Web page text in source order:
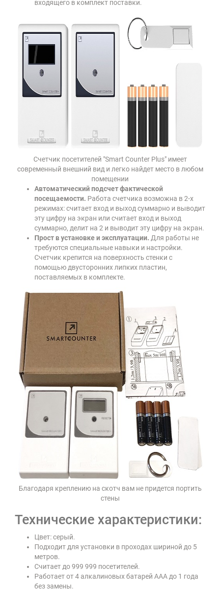
входящего в комплект поставки.
Счетчик посетителей "Smart Counter Plus" имеет
современный внешний вид и легко найдет место в любом
помещении
Автоматический подсчет фактической
посещаемости. Работа счетчика возможна в 2-х
режимах: считает вход и выход суммарно и выводит
эту цифру на экран или считает вход и выход
суммарно, делит на 2 и выводит эту цифру на экран.
Прост в установке и эксплуатации. Для работы не
требуются специальные навыки и настройки.
Счетчик крепится на поверхность стенки с
помощью двусторонних липких пластин,
поставляемых в комплекте.
Благодаря креплению на скотч вам не придется портить
стены
Технические характеристики:
Цвет: серый.
Подходит для установки в проходах шириной до 5
метров.
Считает до 999 999 посетителей.
Работает от 4 алкалиновых батарей ААA до 1 года
без замены.